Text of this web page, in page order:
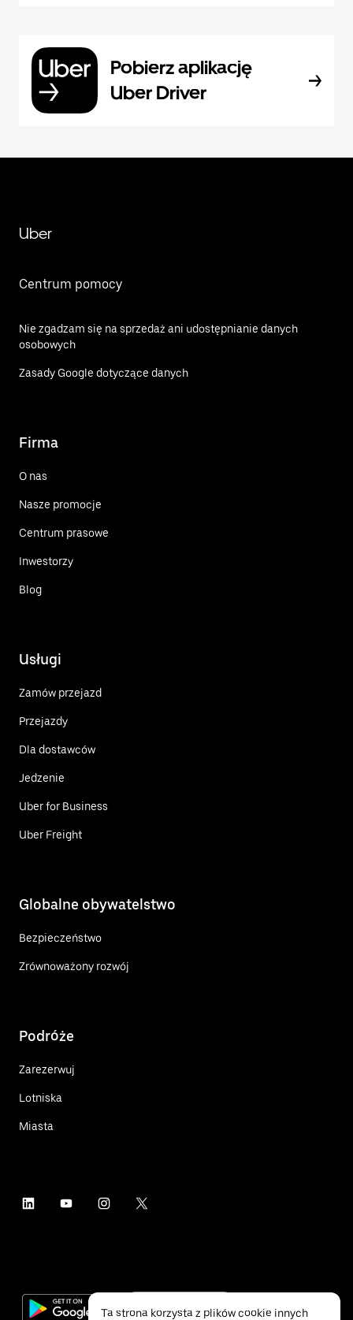
Pobierz aplikację
Uber Driver
Uber
Centrum pomocy
Nie zgadzam się na sprzedaż ani udostępnianie danych
osobowych
Zasady Google dotyczące danych
Firma
O nas
Nasze promocje
Centrum prasowe
Inwestorzy
Blog
Usługi
Zamów przejazd
Przejazdy
Dla dostawców
Jedzenie
Uber for Business
Uber Freight
Globalne obywatelstwo
Bezpieczeństwo
Zrównoważony rozwój
Podróże
Zarezerwuj
Lotniska
Miasta
Ta strona korzysta z plików cookie innych